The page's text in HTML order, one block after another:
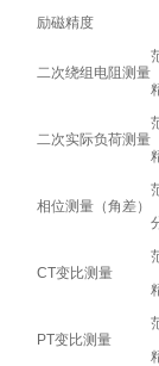
励磁精度
二次绕组电阻测量
二次实际负荷测量
相位测量（角差）
CT变比测量
PT变比测量